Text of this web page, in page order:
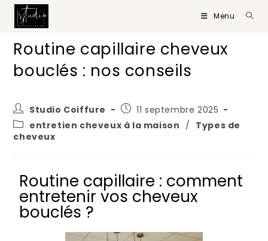
Menu
Routine capillaire cheveux
bouclés : nos conseils
Studio Coiffure
11 septembre 2025
entretien cheveux à la maison / Types de
cheveux
Routine capillaire : comment
entretenir vos cheveux
bouclés ?